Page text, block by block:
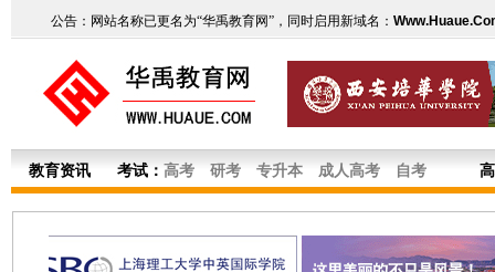
公告：网站名称已更名为“华禹教育网”，同时启用新域名：
教育资讯 考试： 高考 研考 专升本 成人高考 自考